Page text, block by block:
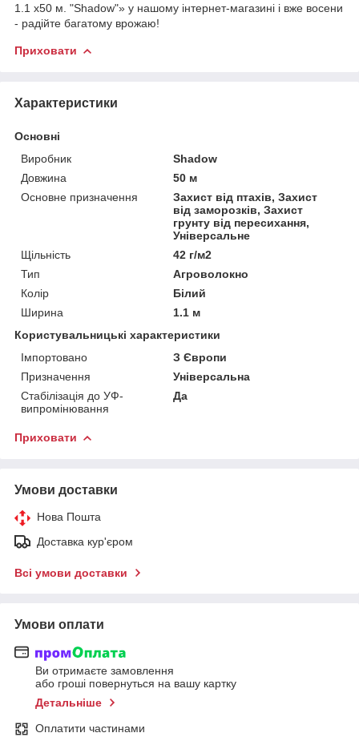
1.1 х50 м. "Shadow"» у нашому інтернет-магазині і вже восени
- радійте багатому врожаю!
Приховати
Характеристики
Основні
Виробник
Shadow
Довжина
50 м
Основне призначення
Захист від птахів, Захист
від заморозків, Захист
грунту від пересихання,
Універсальне
Щільність
42 г/м2
Тип
Агроволокно
Колір
Білий
Ширина
1.1 м
Користувальницькі характеристики
Імпортовано
З Європи
Призначення
Універсальна
Стабілізація до УФ-
випромінювання
Да
Приховати
Умови доставки
Нова Пошта
Доставка кур'єром
Всі умови доставки
Умови оплати
Ви отримаєте замовлення
або гроші повернуться на вашу картку
Детальніше
Оплатити частинами